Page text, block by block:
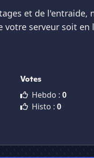
et de l'entraide,
votre serveur soit en
Votes
Hebdo :0
Histo :0